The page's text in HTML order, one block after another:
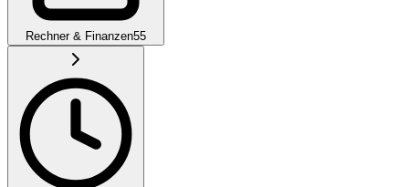
Rechner & Finanzen55